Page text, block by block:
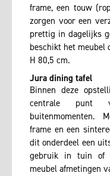
frame, een touw
zorgen voor een
prettig in dagelijks
beschikt het meubel
H 80,5 cm.
Jura dining tafel
Binnen deze
centrale punt
buitenmomenten.
frame en een
dit onderdeel een
gebruik in tuin of
meubel afmetingen